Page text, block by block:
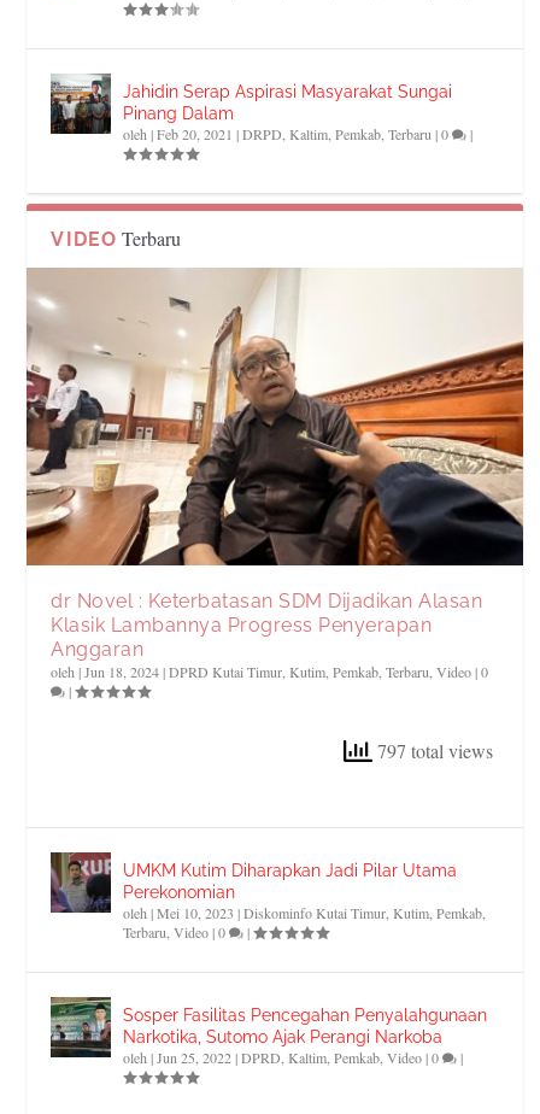
Jahidin Serap Aspirasi Masyarakat Sungai
Pinang Dalam
oleh|Feb 20, 2021 |DRPD ,Kaltim ,Pemkab ,Terbaru |0 |
VIDEO Terbaru
dr Novel : Keterbatasan SDM Dijadikan Alasan
Klasik Lambannya Progress Penyerapan
Anggaran
oleh|Jun 18, 2024|DPRD Kutai Timur ,Kutim ,Pemkab ,Terbaru ,Video|0
|
797 total views
UMKM Kutim Diharapkan Jadi Pilar Utama
Perekonomian
oleh|Mei 10, 2023 |Diskominfo Kutai Timur ,Kutim ,Pemkab
Terbaru ,Video|0 |
Sosper Fasilitas Pencegahan Penyalahgunaan
Narkotika, Sutomo Ajak Perangi Narkoba
oleh|Jun 25, 2022|DPRD ,Kaltim ,Pemkab ,Video|0 |